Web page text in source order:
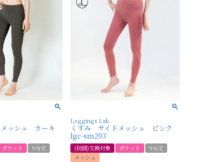
ッシュ カーキ
ポケット
9分丈
Leggings Lab.
くすみ サイドメッシュ ピンク
lgc-sm203
(初回)交換対象 ポケット
9分丈
メッシュ